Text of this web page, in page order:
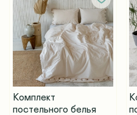
Комплект
постельного белья